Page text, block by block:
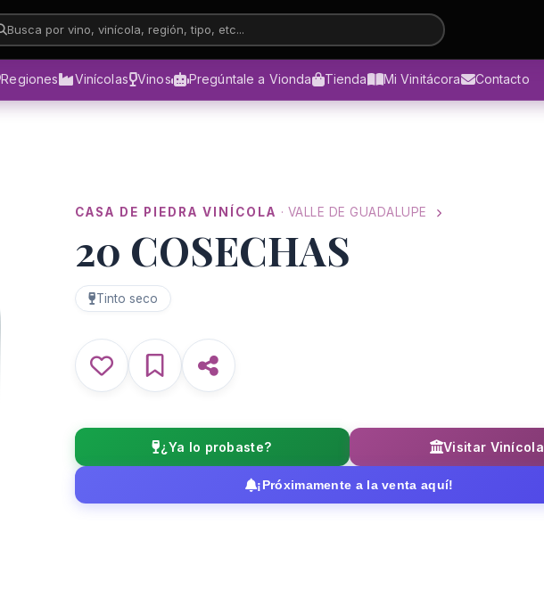
Busca por vino, vinícola, región, tipo, etc...
Regiones Vinícolas Vinos Pregúntale a Vionda Tienda Mi Vinitácora Contacto
CASA DE PIEDRA VINÍCOLA · VALLE DE GUADALUPE
20 COSECHAS
Tinto seco
¿Ya lo probaste? Visitar Vinícola
¡Próximamente a la venta aquí!